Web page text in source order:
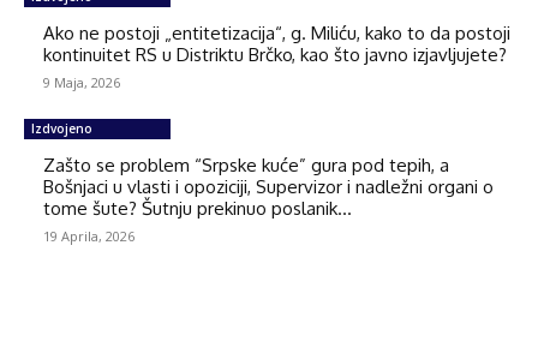
Ako ne postoji „entitetizacija“, g. Miliću, kako to da postoji
kontinuitet RS u Distriktu Brčko, kao što javno izjavljujete?
9 Maja, 2026
Izdvojeno
Zašto se problem “Srpske kuće” gura pod tepih, a
Bošnjaci u vlasti i opoziciji, Supervizor i nadležni organi o
tome šute? Šutnju prekinuo poslanik...
19 Aprila, 2026